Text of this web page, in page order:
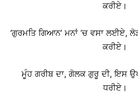
ਕਰੀਏ।
‘ਗੁਰਮਤਿ ਗਿਆਨ’ ਮਨਾਂ ’ਚ ਵਸਾ ਲਈਏ,
ਕਰੀਏ।
ਮੂੰਹ ਗਰੀਬ ਦਾ, ਗੋਲਕ ਗੁਰੂ ਦੀ, ਇਸ
ਧਰੀਏ।